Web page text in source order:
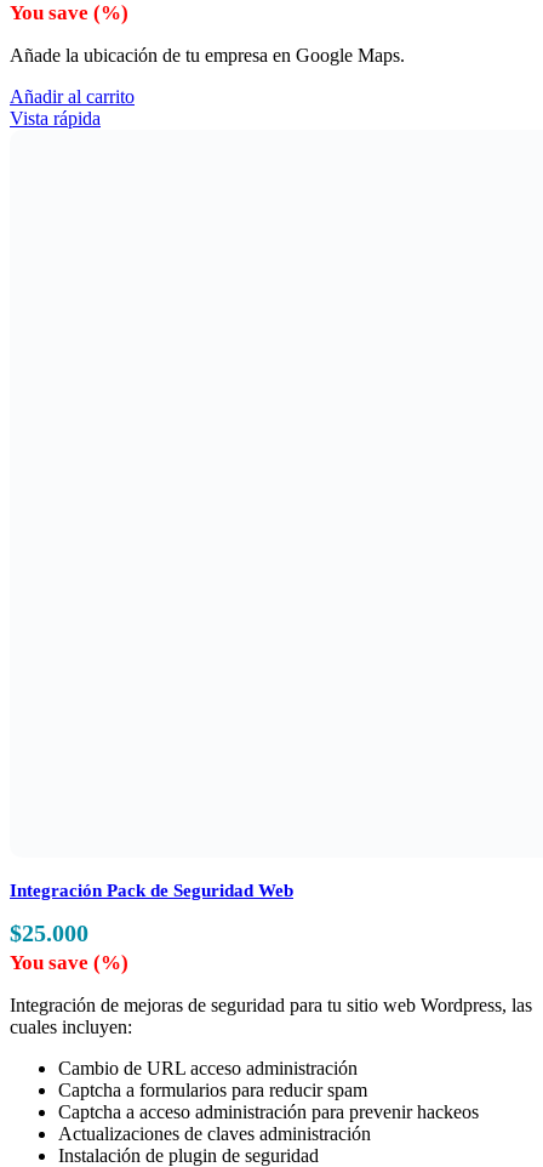
You save (%)
Añade la ubicación de tu empresa en Google Maps.
Añadir al carrito
Vista rápida
Integración Pack de Seguridad Web
$25.000
You save (%)
Integración de mejoras de seguridad para tu sitio web Wordpress, las
cuales incluyen:
Cambio de URL acceso administración
Captcha a formularios para reducir spam
Captcha a acceso administración para prevenir hackeos
Actualizaciones de claves administración
Instalación de plugin de seguridad